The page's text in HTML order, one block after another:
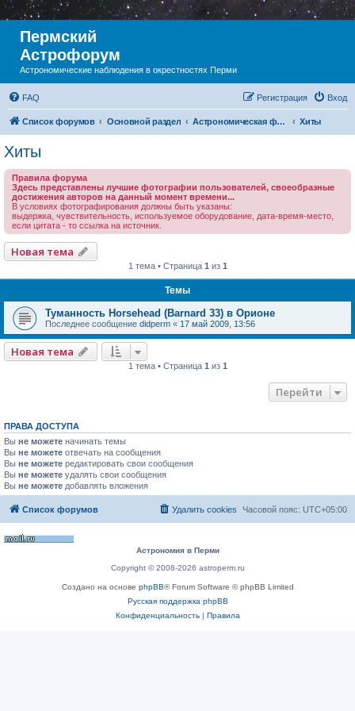
Пермский
Астрофорум
Астрономические наблюдения в окрестностях Перми
FAQ Вход
Регистрация
Список форумов Основной раздел Астрономическая фотография Хиты
Хиты
Правила форума
Здесь представлены лучшие фотографии пользователей, своеобразные
достижения авторов на данный момент времени...
В условиях фотографирования должны быть указаны:
выдержка, чувствительность, используемое оборудование, дата-время-место,
если цитата - то ссылка на источник.
Новая тема
1 тема • Страница 1 из 1
Темы
Туманность Horsehead (Barnard 33) в Орионе
Последнее сообщение didperm « 17 май 2009, 13:56
Новая тема
1 тема • Страница 1 из 1
Перейти
ПРАВА ДОСТУПА
Вы не можете начинать темы
Вы не можете отвечать на сообщения
Вы не можете редактировать свои сообщения
Вы не можете удалять свои сообщения
Вы не можете добавлять вложения
Список форумов Часовой пояс: UTC+05:00
Удалить cookies
Астрономия в Перми
Copyright © 2008-2026 astroperm.ru
Создано на основе phpBB® Forum Software © phpBB Limited
Русская поддержка phpBB
Конфиденциальность| Правила